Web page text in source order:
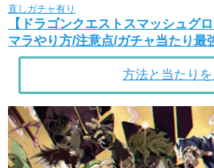
直しガチャ有り
【ドラゴンクエストスマッシュグ
マラやり方/注意点/ガチャ当たり最
方法と当たりを